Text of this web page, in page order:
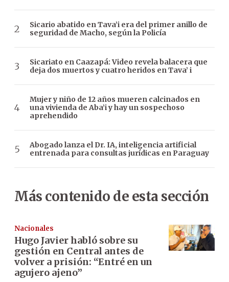
Sicario abatido en Tava’i era del primer anillo de
seguridad de Macho, según la Policía
Sicariato en Caazapá: Video revela balacera que
deja dos muertos y cuatro heridos en Tava’ i
Mujer y niño de 12 años mueren calcinados en
una vivienda de Aba’i y hay un sospechoso
aprehendido
Abogado lanza el Dr. IA, inteligencia artificial
entrenada para consultas jurídicas en Paraguay
Más contenido de esta sección
Nacionales
Hugo Javier habló sobre su
gestión en Central antes de
volver a prisión: “Entré en un
agujero ajeno”